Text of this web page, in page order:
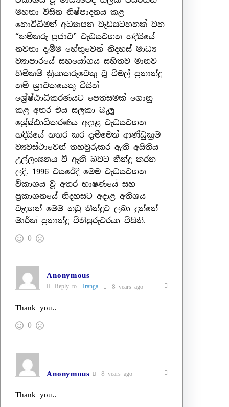
මහතා විසින් නිෂ්පාදනය කළ
නොවිධිමත් අධ්‍යාපන වැඩසටහනක් වන
“කම්කරු ප්‍රජාව” වැඩසටහන හදිසියේ
නවතා දැමීම හේතුවෙන් නිදහස් මාධ්‍ය
ව්‍යාපාරයේ සහයෝගය සහිතව මානව
හිමිකම් ක්‍රියාකරුවෙකු වූ විමල් ප්‍රනාන්දු
නම් ශ්‍රාවකයෙකු විසින්
ශ්‍රේෂ්ඨාධිකරණයට පෙත්සමක් ගොනු
කළ අතර එය සලකා බැලූ
ශ්‍රේෂ්ඨාධිකරණය අදාළ වැඩසටහන
හදිසියේ නතර කර දැමීමෙන් ආණ්ඩුක්‍රම
ව්‍යවස්ථාවෙන් තහවුරුකර ඇති අයිතිය
උල්ලංඝනය වී ඇති බවට තීන්දු කරන
ලදි. 1996 වසරේදී මෙම වැඩසටහන
විකාශය වූ අතර භාෂණයේ සහ
ප්‍රකාශනයේ නිදහසට අදාළ අතිශය
වැදගත් මෙම නඩු තීන්දුව ලබා දුන්නේ
මාර්ක් ප්‍රනාන්දු විනිසුරුවරයා විසිනි.
0
Anonymous
Reply toIranga 8 years ago
Thank you..
0
Anonymous 8 years ago
Thank you..